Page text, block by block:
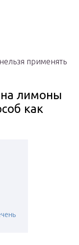
применять
на лимоны
как